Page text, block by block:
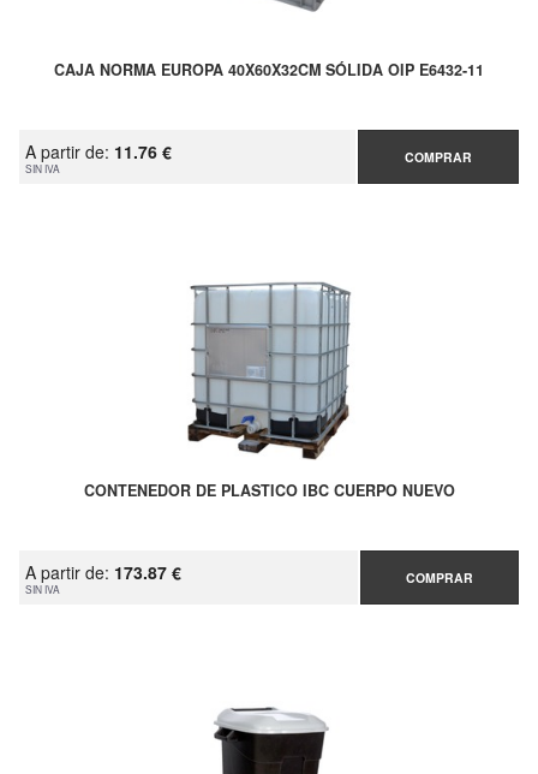
CAJA NORMA EUROPA 40X60X32CM SÓLIDA OIP E6432-11
A partir de: 11.76 €
SIN IVA
COMPRAR
CONTENEDOR DE PLASTICO IBC CUERPO NUEVO
A partir de: 173.87 €
SIN IVA
COMPRAR